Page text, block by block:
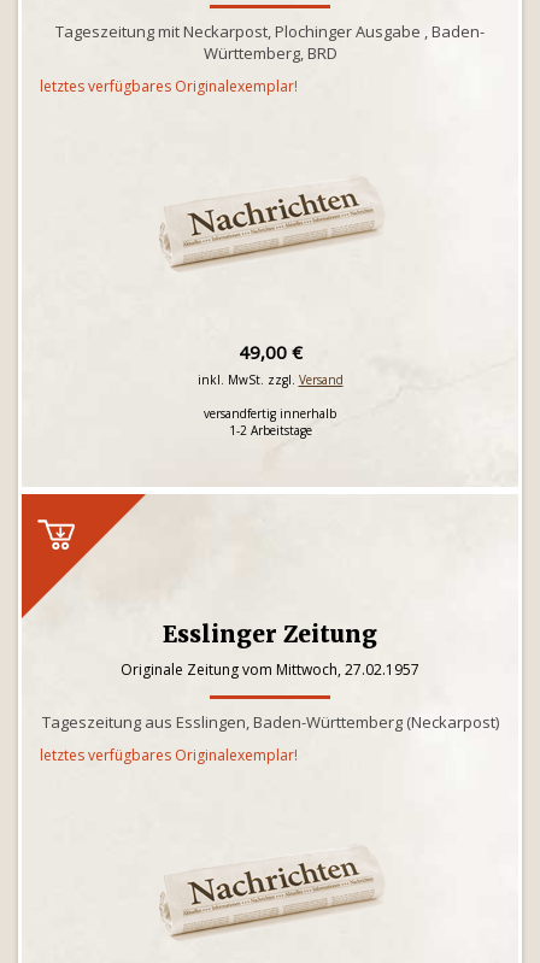
Tageszeitung mit Neckarpost, Plochinger Ausgabe , Baden-
Württemberg, BRD
letztes verfügbares Originalexemplar!
49,00 €
inkl. MwSt. zzgl. Versand
versandfertig innerhalb
1-2 Arbeitstage
Esslinger Zeitung
Originale Zeitung vom Mittwoch, 27.02.1957
Tageszeitung aus Esslingen, Baden-Württemberg (Neckarpost)
letztes verfügbares Originalexemplar!